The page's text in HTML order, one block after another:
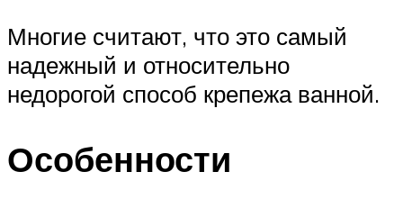
Многие считают, что это самый
надежный и относительно
недорогой способ крепежа ванной.
Особенности